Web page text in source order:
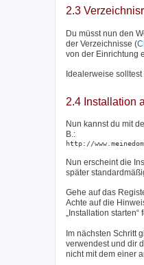
2.3
Du müsst nun den
der Verzeichnisse (
von der Einrichtung
Idealerweise
2.4 Installation
Nun kannst du mit
B.:
http://
Nun erscheint die
später
Gehe auf das
Achte auf die
„Installation
Im nächsten Schritt
verwendest und dir
nicht mit dem einer